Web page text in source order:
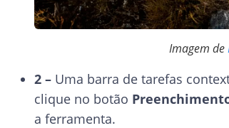
Imagem de
2 – Uma barra de tarefas
clique no botão
a ferramenta.